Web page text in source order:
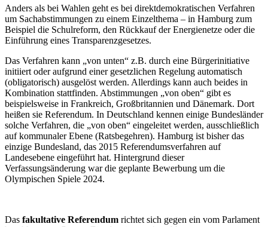
Anders als bei Wahlen geht es bei direktdemokratischen Verfahren
um Sachabstimmungen zu einem Einzelthema – in Hamburg zum
Beispiel die Schulreform, den Rückkauf der Energienetze oder die
Einführung eines Transparenzgesetzes.
Das Verfahren kann „von unten“ z.B. durch eine Bürgerinitiative
initiiert oder aufgrund einer gesetzlichen Regelung automatisch
(obligatorisch) ausgelöst werden. Allerdings kann auch beides in
Kombination stattfinden. Abstimmungen „von oben“ gibt es
beispielsweise in Frankreich, Großbritannien und Dänemark. Dort
heißen sie Referendum. In Deutschland kennen einige Bundesländer
solche Verfahren, die „von oben“ eingeleitet werden, ausschließlich
auf kommunaler Ebene (Ratsbegehren). Hamburg ist bisher das
einzige Bundesland, das 2015 Referendumsverfahren auf
Landesebene eingeführt hat. Hintergrund dieser
Verfassungsänderung war die geplante Bewerbung um die
Olympischen Spiele 2024.
Das fakultative Referendum richtet sich gegen ein vom Parlament